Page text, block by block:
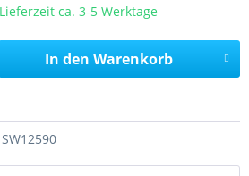
ca. 3-5 Werktage
In den Warenkorb
SW12590